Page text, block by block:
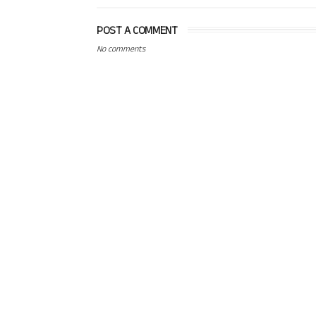
POST A COMMENT
No comments